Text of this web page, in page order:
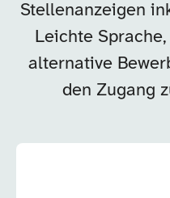
Stellenanzeigen
Leichte
alternative
den Zugang